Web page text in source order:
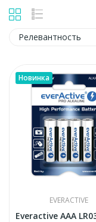
Релевантность
Новинка
EVERACTIVE